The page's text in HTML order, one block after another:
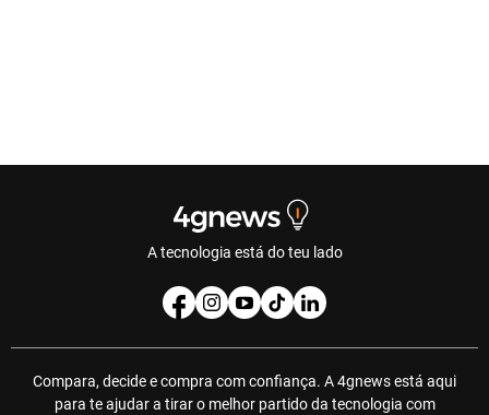
A tecnologia está do teu lado
Compara, decide e compra com confiança. A 4gnews está aqui
para te ajudar a tirar o melhor partido da tecnologia com